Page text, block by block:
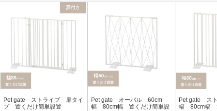
Pet gate ストライプ 扉タイ
プ 置くだけ簡単設置
Pet gate オーバル 60cm
幅 80cm幅 置くだけ簡単設
Pet gate ス
幅 80cm幅